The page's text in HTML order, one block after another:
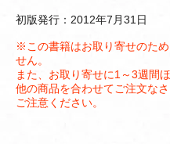
初版発行：2012年7月31日
※この書籍はお取り寄せのた
せん。
また、お取り寄せに1～3週間
他の商品を合わせてご注文な
ご注意ください。